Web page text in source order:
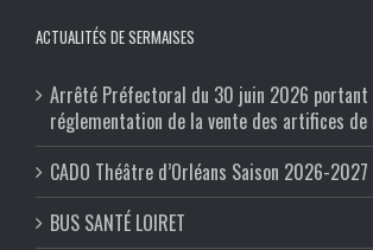
ACTUALITÉS DE SERMAISES
Arrêté Préfectoral du 30 juin 2026 portant
réglementation de la vente des artifices
CADO Théâtre d’Orléans Saison 2026-2027
BUS SANTÉ LOIRET